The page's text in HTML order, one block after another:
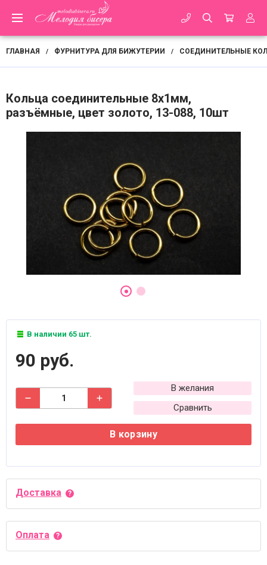
ГЛАВНАЯ / ФУРНИТУРА ДЛЯ БИЖУТЕРИИ / СОЕДИНИТЕЛЬНЫЕ
Кольца соединительные 8х1мм,
разъёмные, цвет золото, 13-088, 10шт
В наличии 65 шт.
90 руб.
В желания
Сравнить
В корзину
Доставка
Оплата